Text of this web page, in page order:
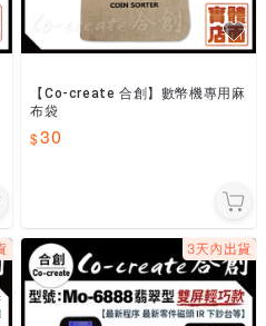
【Co-create 合創】數幣機專用麻
布袋
30